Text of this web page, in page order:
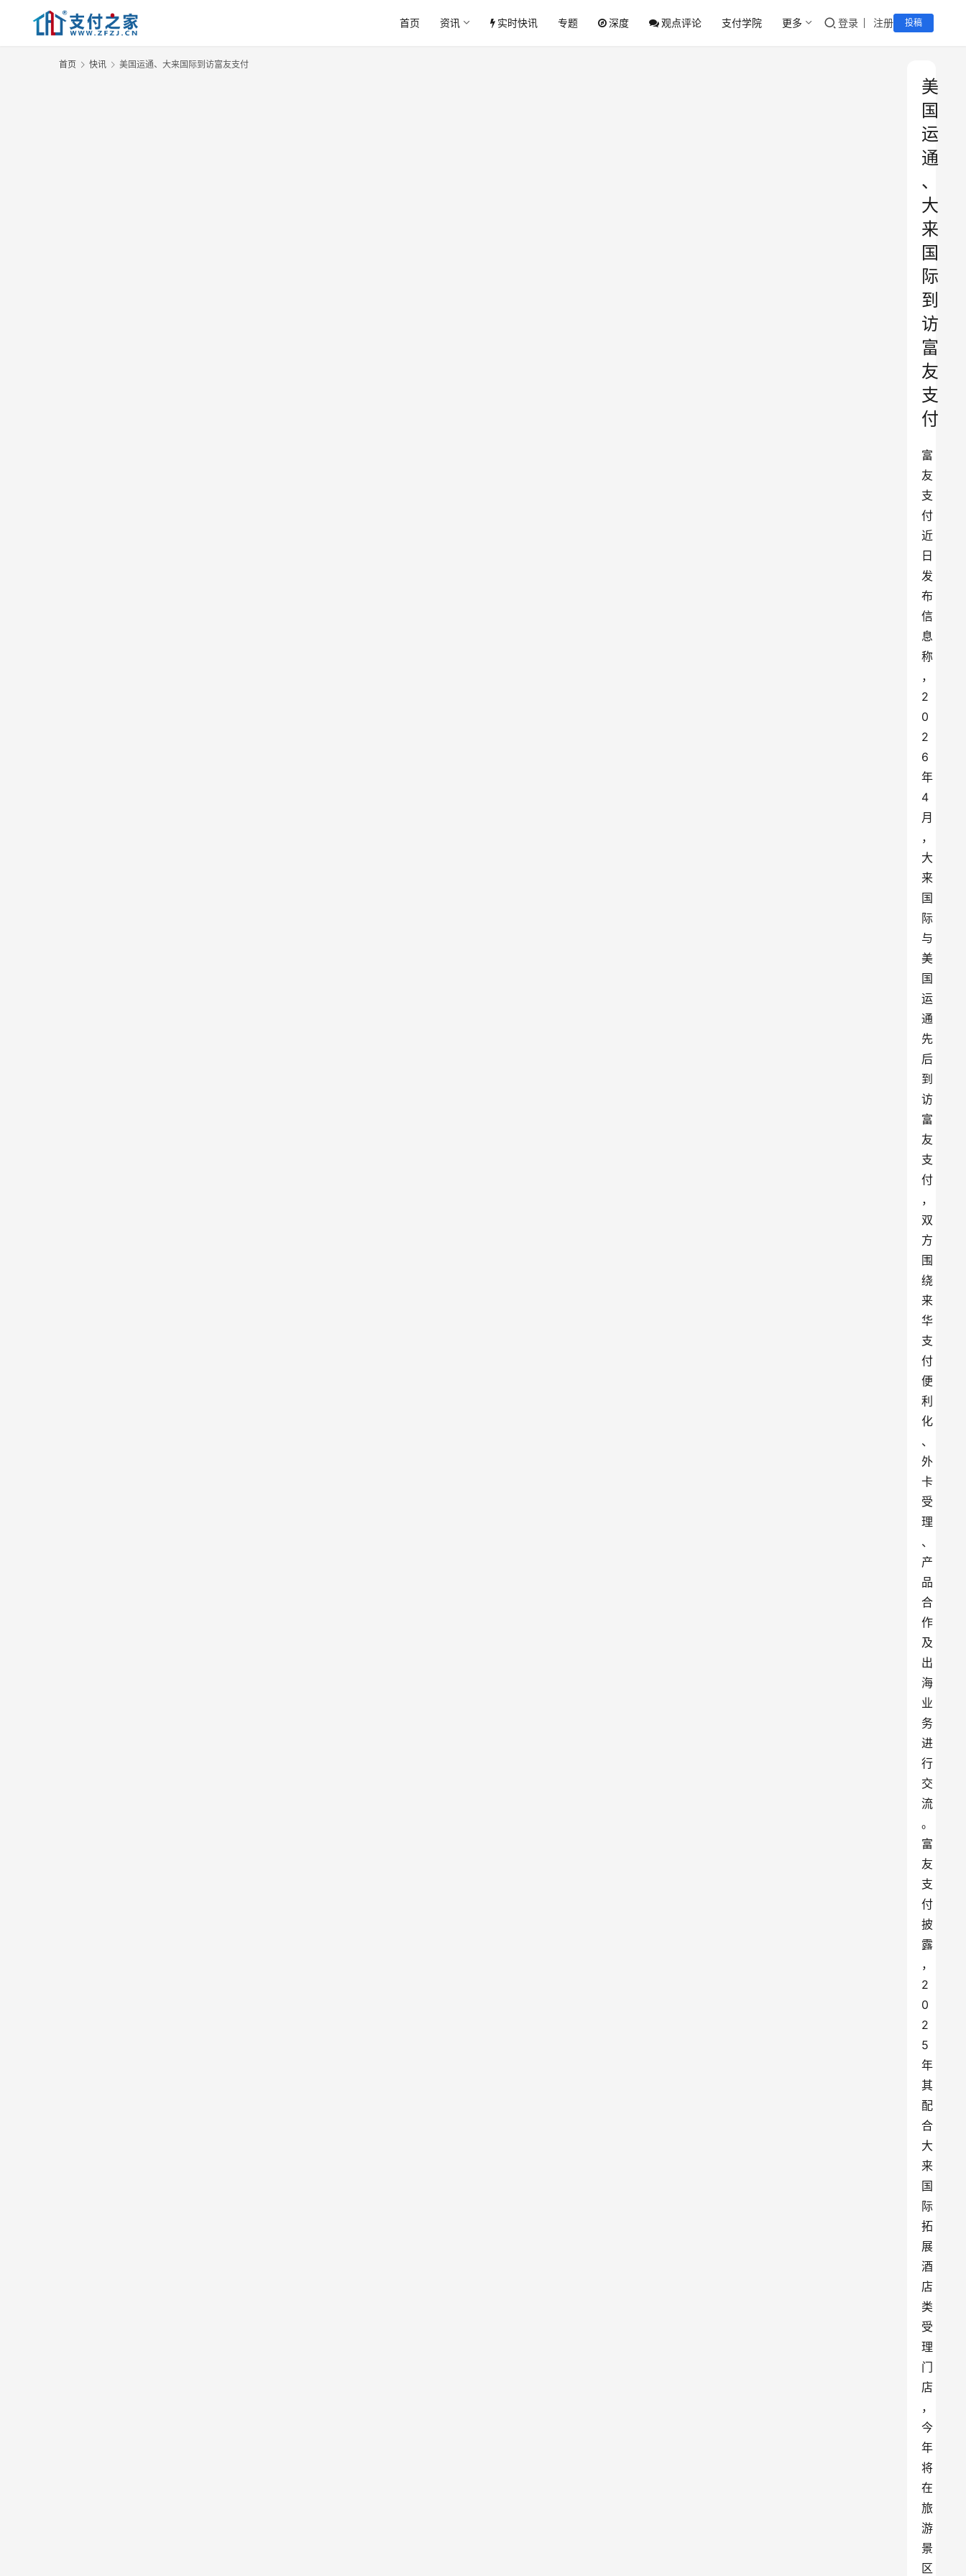
首页 资讯 实时快讯 专题 深度 观点评论 支付学院 更多 登录 注册 投稿
首页 快讯 美国运通、大来国际到访富友支付
美
国
运
通
、
大
来
国
际
到
访
富
友
支
付
富
友
支
付
近
日
发
布
信
息
称
，
2
0
2
6
年
4
月
，
大
来
国
际
与
美
国
运
通
先
后
到
访
富
友
支
付
，
双
方
围
绕
来
华
支
付
便
利
化
、
外
卡
受
理
、
产
品
合
作
及
出
海
业
务
进
行
交
流
。
富
友
支
付
披
露
，
2
0
2
5
年
其
配
合
大
来
国
际
拓
展
酒
店
类
受
理
门
店
，
今
年
将
在
旅
游
景
区